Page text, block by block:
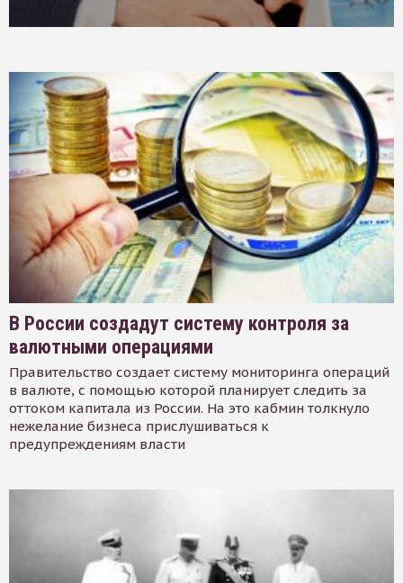
В России создадут систему контроля за
валютными операциями
Правительство создает систему мониторинга операций
в валюте, с помощью которой планирует следить за
оттоком капитала из России. На это кабмин толкнуло
нежелание бизнеса прислушиваться к
предупреждениям власти